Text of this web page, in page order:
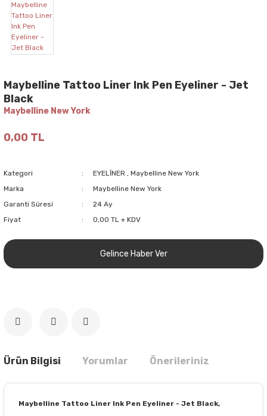
Maybelline Tattoo Liner Ink Pen Eyeliner - Jet
Black
Maybelline New York
0,00 TL
Kategori EYELİNER , Maybelline New York
Marka
Maybelline New York
Garanti Süresi
24 Ay
Fiyat
0,00 TL + KDV
Gelince Haber Ver
Ürün Bilgisi Yorumlar Önerileriniz
Maybelline Tattoo Liner Ink Pen Eyeliner - Jet Black,